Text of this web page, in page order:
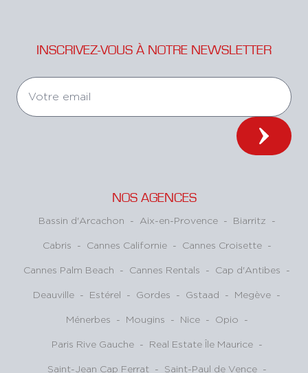
INSCRIVEZ-VOUS À NOTRE NEWSLETTER
NOS AGENCES
Bassin d'Arcachon - Aix-en-Provence - Biarritz -
Cabris - Cannes Californie - Cannes Croisette -
Cannes Palm Beach - Cannes Rentals - Cap d'Antibes -
Deauville - Estérel - Gordes - Gstaad - Megève -
Ménerbes - Mougins - Nice - Opio -
Paris Rive Gauche - Real Estate Île Maurice -
Saint-Jean Cap Ferrat - Saint-Paul de Vence -